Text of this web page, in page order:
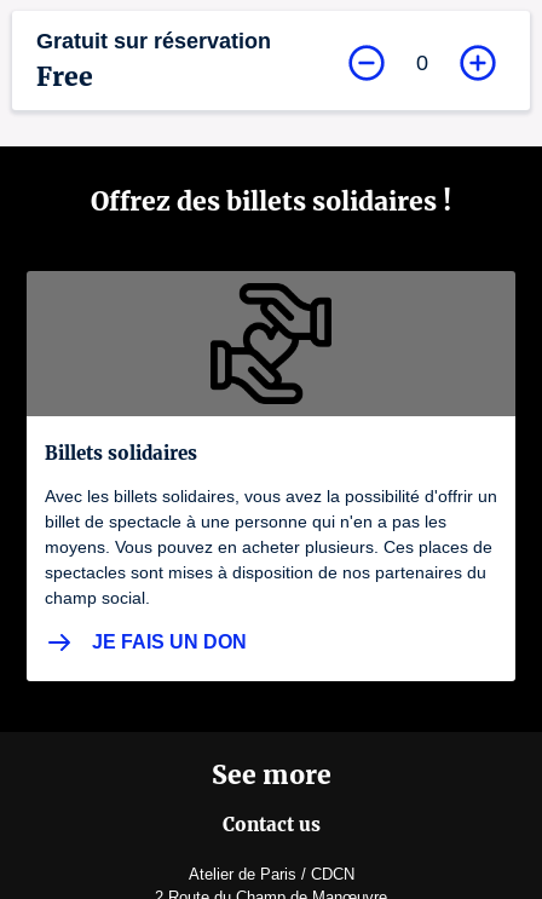
Gratuit sur réservation
Free 0
Offrez des billets solidaires !
Billets solidaires
Avec les billets solidaires, vous avez la possibilité d'offrir un
billet de spectacle à une personne qui n'en a pas les
moyens. Vous pouvez en acheter plusieurs. Ces places de
spectacles sont mises à disposition de nos partenaires du
champ social.
JE FAIS UN DON
See more
Contact us
Atelier de Paris / CDCN